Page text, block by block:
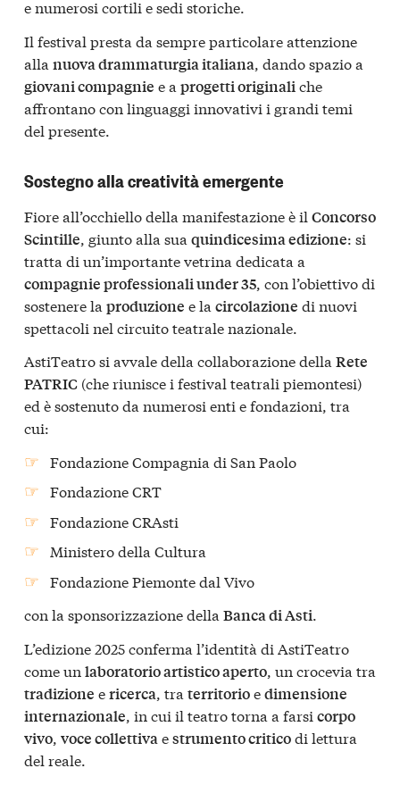
e numerosi cortili e sedi storiche.
Il festival presta da sempre particolare attenzione
alla nuova drammaturgia italiana, dando spazio a
giovani compagnie e a progetti originaliche
affrontano con linguaggi innovativi i grandi temi
del presente.
Sostegno alla creatività emergente
Fiore all’occhiello della manifestazione è il Concorso
Scintille, giunto alla sua quindicesima edizione: si
tratta di un’importante vetrina dedicata a
compagnie professionali under 35, con l’obiettivo di
sostenere la produzione e la circolazione di nuovi
spettacoli nel circuito teatrale nazionale.
AstiTeatro si avvale della collaborazione della Rete
PATRIC (che riunisce i festival teatrali piemontesi)
ed è sostenuto da numerosi enti e fondazioni, tra
cui:
Fondazione Compagnia di San Paolo
Fondazione CRT
Fondazione CRAsti
Ministero della Cultura
Fondazione Piemonte dal Vivo
con la sponsorizzazione della Banca di Asti.
L’edizione 2025 conferma l’identità di AstiTeatro
come un laboratorio artistico aperto, un crocevia tra
tradizione ericerca, tra territorioedimensione
internazionale, in cui il teatro torna a farsi corpo
vivo, voce collettivaestrumento criticodi lettura
del reale.